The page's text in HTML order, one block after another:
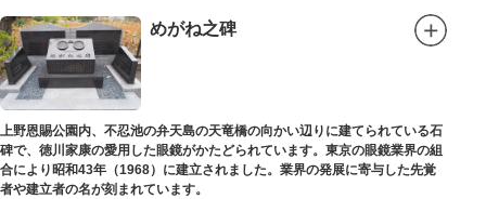
めがね之碑
上野恩賜公園内、不忍池の弁天島の天竜橋の向かい辺りに建てられている石
碑で、徳川家康の愛用した眼鏡がかたどられています。東京の眼鏡業界の組
合により昭和43年（1968）に建立されました。業界の発展に寄与した先覚
者や建立者の名が刻まれています。